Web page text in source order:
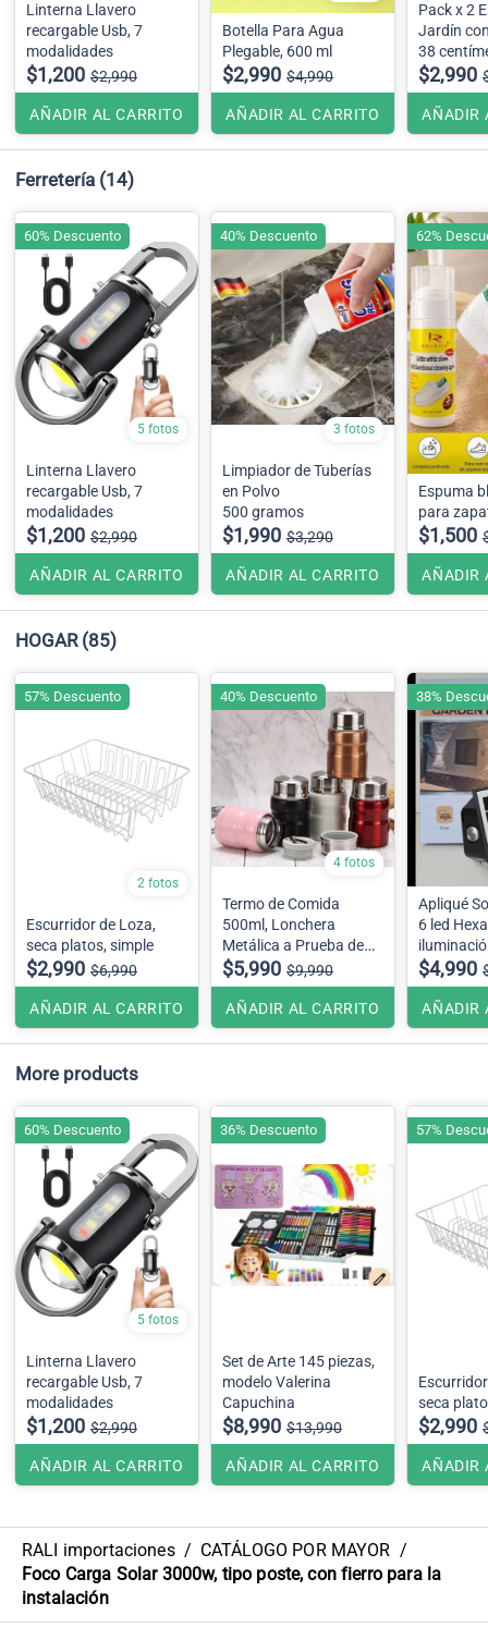
Linterna Llavero
recargable Usb, 7
modalidades
$1,200 $2,990
AÑADIR AL CARRITO
Botella Para Agua
Plegable, 600 ml
$2,990 $4,990
AÑADIR AL CARRITO
Pack x 2
Jardín
38
$2,990
AÑADIR
Ferretería (14)
5 fotos
Linterna Llavero
recargable Usb, 7
modalidades
$1,200 $2,990
AÑADIR AL CARRITO
60% Descuento
3 fotos
Limpiador de Tuberías
en Polvo
500 gramos
$1,990 $3,290
AÑADIR AL CARRITO
40% Descuento
Espuma
para
$1,500
AÑADIR
62%
HOGAR (85)
2 fotos
Escurridor de Loza,
seca platos, simple
$2,990 $6,990
AÑADIR AL CARRITO
57% Descuento
4 fotos
Termo de Comida
500ml, Lonchera
Metálica a Prueba de
Fugas
$5,990 $9,990
AÑADIR AL CARRITO
40% Descuento
Apliqué
6 led
$4,990
AÑADIR
38%
More products
5 fotos
Linterna Llavero
recargable Usb, 7
modalidades
$1,200 $2,990
AÑADIR AL CARRITO
60% Descuento
Set de Arte 145 piezas,
modelo Valerina
Capuchina
$8,990 $13,990
AÑADIR AL CARRITO
36% Descuento
seca
$2,990
AÑADIR
57%
RALI importaciones / CATÁLOGO POR MAYOR /
Foco Carga Solar 3000w, tipo poste, con fierro para la
instalación